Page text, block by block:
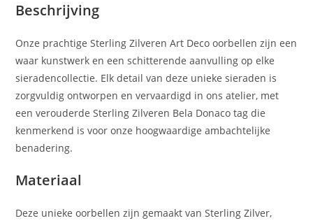
Beschrijving
Onze prachtige Sterling Zilveren Art Deco oorbellen zijn een
waar kunstwerk en een schitterende aanvulling op elke
sieradencollectie. Elk detail van deze unieke sieraden is
zorgvuldig ontworpen en vervaardigd in ons atelier, met
een verouderde Sterling Zilveren Bela Donaco tag die
kenmerkend is voor onze hoogwaardige ambachtelijke
benadering.
Materiaal
Deze unieke oorbellen zijn gemaakt van Sterling Zilver,